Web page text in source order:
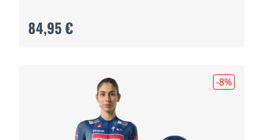
84,95 €
-8%